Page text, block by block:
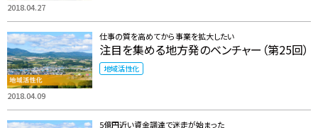
2018.04.27
2018.04.09
仕事の質を高めてから事業を拡大したい
注目を集める地方発のベンチャー（第25回）
地域活性化
5億円近い資金調達で迷走が始まった